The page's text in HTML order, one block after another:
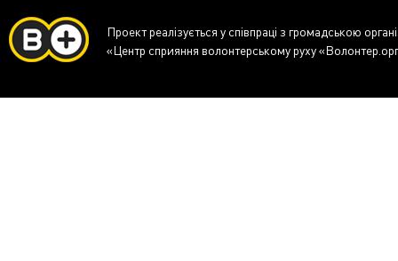
Проект реалізується у співпраці з громадською
«Центр сприяння волонтерському руху